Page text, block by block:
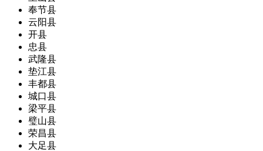
奉节县
云阳县
开县
忠县
武隆县
垫江县
丰都县
城口县
梁平县
璧山县
荣昌县
大足县